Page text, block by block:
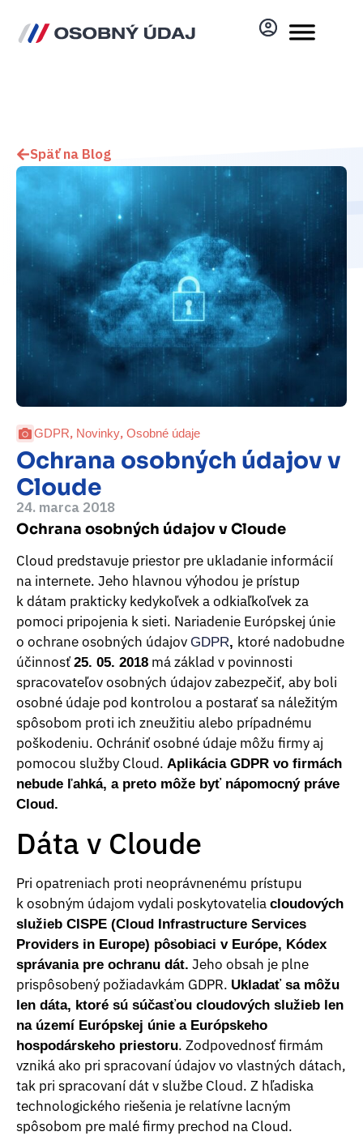
GDPR, Novinky, Osobné údaje
Ochrana osobných údajov v
Cloude
24. marca 2018
Späť na Blog
Ochrana osobných údajov v Cloude
Cloud predstavuje priestor pre ukladanie informácií
na internete. Jeho hlavnou výhodou je prístup
k dátam prakticky kedykoľvek a odkiaľkoľvek za
pomoci pripojenia k sieti. Nariadenie Európskej únie
o ochrane osobných údajov GDPR, ktoré nadobudne
účinnosť25. 05. 2018 má základ v povinnosti
spracovateľov osobných údajov zabezpečiť, aby boli
osobné údaje pod kontrolou a postarať sa náležitým
spôsobom proti ich zneužitiu alebo prípadnému
poškodeniu. Ochrániť osobné údaje môžu firmy aj
pomocou služby Cloud. Aplikácia GDPR vo firmách
nebude ľahká, a preto môže byť nápomocný práve
Cloud.
Dáta v Cloude
Pri opatreniach proti neoprávnenému prístupu
k osobným údajom vydali poskytovatelia cloudových
služieb CISPE (Cloud Infrastructure Services
Providers in Europe) pôsobiaci v Európe, Kódex
správania pre ochranu dát. Jeho obsah je plne
prispôsobený požiadavkám GDPR. Ukladať sa môžu
len dáta, ktoré sú súčasťou cloudových služieb len
na území Európskej únie a Európskeho
hospodárskeho priestoru. Zodpovednosť firmám
vzniká ako pri spracovaní údajov vo vlastných dátach,
tak pri spracovaní dát v službe Cloud. Z hľadiska
technologického riešenia je relatívne lacným
spôsobom pre malé firmy prechod na Cloud.